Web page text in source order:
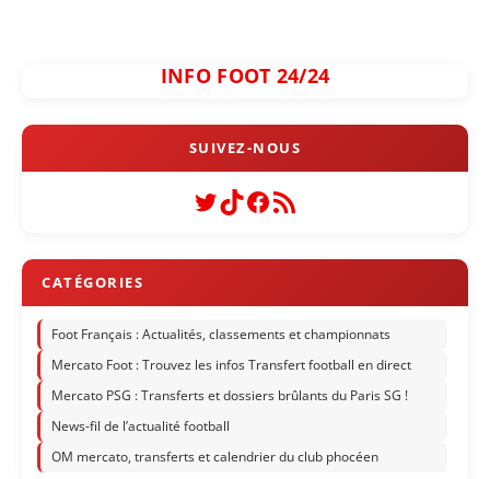
INFO FOOT 24/24
Twitter
TikTok
Facebook
Flux RSS
Foot Français : Actualités, classements et championnats
Mercato Foot : Trouvez les infos Transfert football en direct
Mercato PSG : Transferts et dossiers brûlants du Paris SG !
News-fil de l’actualité football
OM mercato, transferts et calendrier du club phocéen